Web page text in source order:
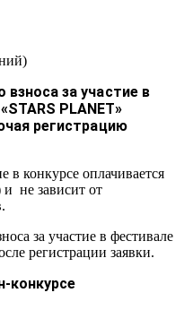
за участие в
PLANET»
регистрацию
в конкурсе оплачивается
и не зависит от
за участие в фестивале
регистрации заявки.
конкурсе